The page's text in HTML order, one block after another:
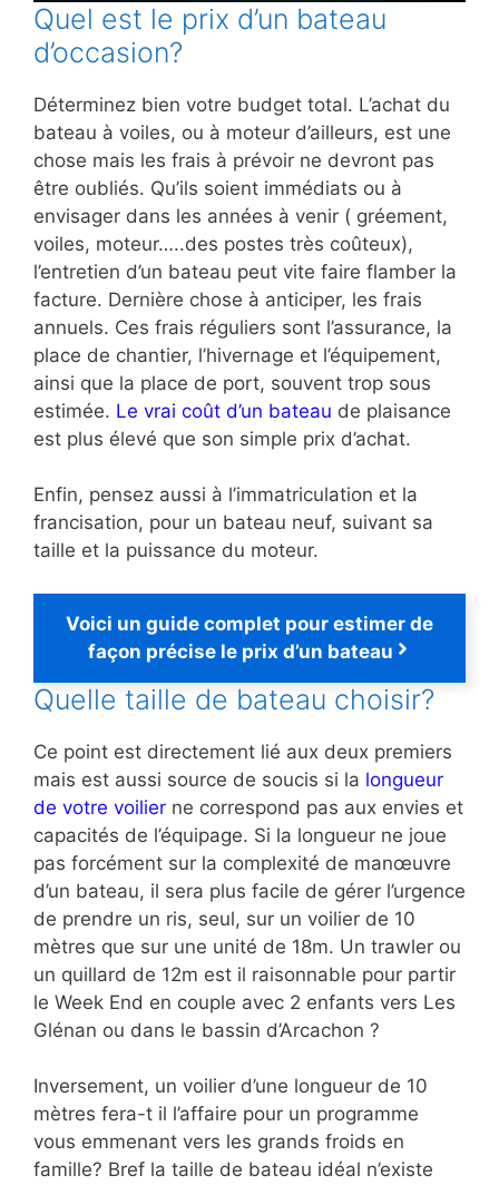
Quel est le prix d’un bateau
d’occasion?
Déterminez bien votre budget total. L’achat du
bateau à voiles, ou à moteur d’ailleurs, est une
chose mais les frais à prévoir ne devront pas
être oubliés. Qu’ils soient immédiats ou à
envisager dans les années à venir ( gréement,
voiles, moteur…..des postes très coûteux),
l’entretien d’un bateau peut vite faire flamber la
facture. Dernière chose à anticiper, les frais
annuels. Ces frais réguliers sont l’assurance, la
place de chantier, l’hivernage et l’équipement,
ainsi que la place de port, souvent trop sous
estimée. Le vrai coût d’un bateau de plaisance
est plus élevé que son simple prix d’achat.
Enfin, pensez aussi à l’immatriculation et la
francisation, pour un bateau neuf, suivant sa
taille et la puissance du moteur.
Voici un guide complet pour estimer de
façon précise le prix d’un bateau
Quelle taille de bateau choisir?
Ce point est directement lié aux deux premiers
mais est aussi source de soucis si la longueur
de votre voilier ne correspond pas aux envies et
capacités de l’équipage. Si la longueur ne joue
pas forcément sur la complexité de manœuvre
d’un bateau, il sera plus facile de gérer l’urgence
de prendre un ris, seul, sur un voilier de 10
mètres que sur une unité de 18m. Un trawler ou
un quillard de 12m est il raisonnable pour partir
le Week End en couple avec 2 enfants vers Les
Glénan ou dans le bassin d’Arcachon ?
Inversement, un voilier d’une longueur de 10
mètres fera-t il l’affaire pour un programme
vous emmenant vers les grands froids en
famille? Bref la taille de bateau idéal n’existe